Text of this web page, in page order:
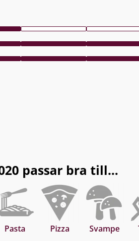
passar bra till...
Pasta Pizza Svampe